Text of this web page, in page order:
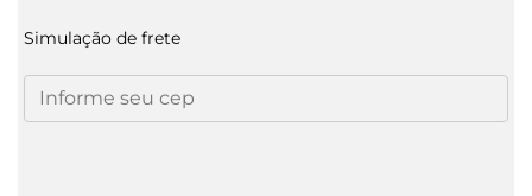
Simulação de frete